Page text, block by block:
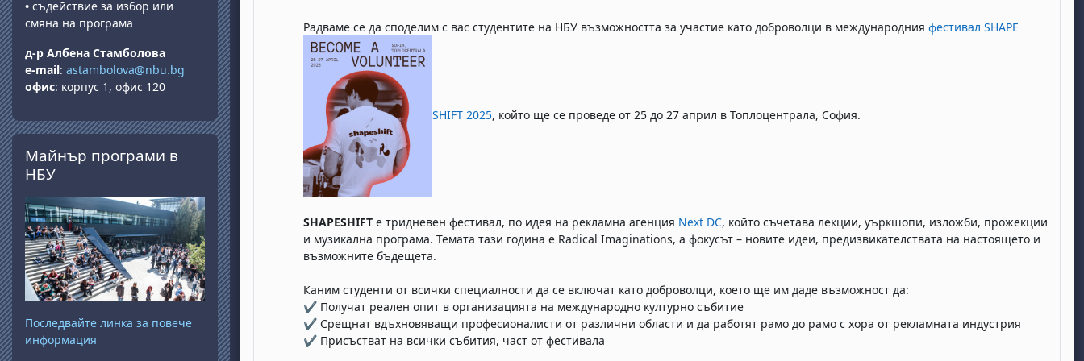
Радваме се да споделим с вас студентите на НБУ възможността за участие като доброволци в международния фестивал SHAPE
SHIFT 2025, който ще се проведе от 25 до 27 април в Топлоцентрала, София.
SHAPESHIFT е тридневен фестивал, по идея на рекламна агенция Next DC, който съчетава лекции, уъркшопи, изложби, прожекции
и музикална програма. Темата тази година е Radical Imaginations, а фокусът – новите идеи, предизвикателствата на настоящето и
възможните бъдещета.
Каним студенти от всички специалности да се включат като доброволци, което ще им даде възможност да:
✔ Получат реален опит в организацията на международно културно събитие
✔ Срещнат вдъхновяващи професионалисти от различни области и да работят рамо до рамо с хора от рекламната индустрия
✔ Присъстват на всички събития, част от фестивала
• съдействие за избор или
смяна на програма
д-р Албена Стамболова
e-mail: astambolova@nbu.bg
офис: корпус 1, офис 120
Прескочи Майнър програми в НБУ
Майнър програми в
НБУ
Последвайте линка за повече
информация